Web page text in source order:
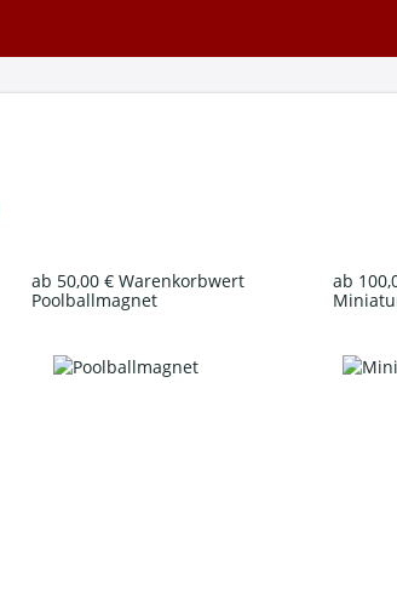
ab 50,00 € Warenkorbwert
Poolballmagnet
ab